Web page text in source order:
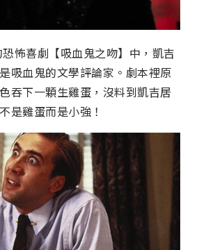
怖喜劇【吸血鬼之吻】中，凱吉
吸血鬼的文學評論家。劇本裡原
吞下一顆生雞蛋，沒料到凱吉居
是雞蛋而是小強！